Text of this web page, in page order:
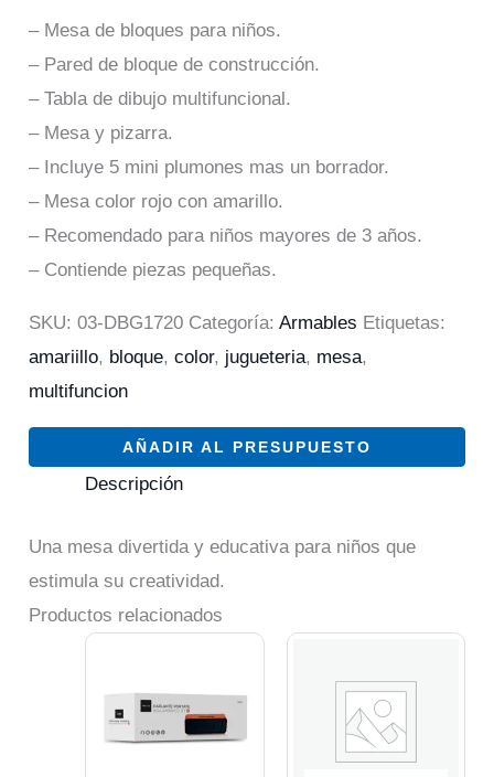
– Mesa de bloques para niños.
– Pared de bloque de construcción.
– Tabla de dibujo multifuncional.
– Mesa y pizarra.
– Incluye 5 mini plumones mas un borrador.
– Mesa color rojo con amarillo.
– Recomendado para niños mayores de 3 años.
– Contiende piezas pequeñas.
SKU:03-DBG1720 Categoría:Armables Etiquetas:
amariillo, bloque,color, jugueteria, mesa,
multifuncion
AÑADIR AL PRESUPUESTO
Descripción
Una mesa divertida y educativa para niños que
estimula su creatividad.
Productos relacionados